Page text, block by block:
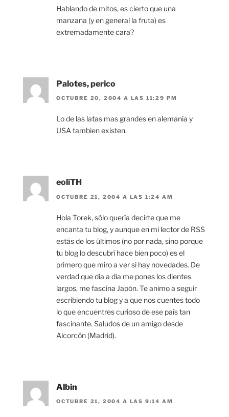
Hablando de mitos, es cierto que una
manzana (y en general la fruta) es
extremadamente cara?
Palotes, perico
OCTUBRE 20, 2004 A LAS 11:29 PM
Lo de las latas mas grandes en alemania y
USA tambien existen.
eoliTH
OCTUBRE 21, 2004 A LAS 1:24 AM
Hola Torek, sólo quería decirte que me
encanta tu blog, y aunque en mi lector de RSS
estás de los últimos (no por nada, sino porque
tu blog lo descubrí hace bien poco) es el
primero que miro a ver si hay novedades. De
verdad que dia a dia me pones los dientes
largos, me fascina Japón. Te animo a seguir
escribiendo tu blog y a que nos cuentes todo
lo que encuentres curioso de ese país tan
fascinante. Saludos de un amigo desde
Alcorcón (Madrid).
Albin
OCTUBRE 21, 2004 A LAS 9:14 AM